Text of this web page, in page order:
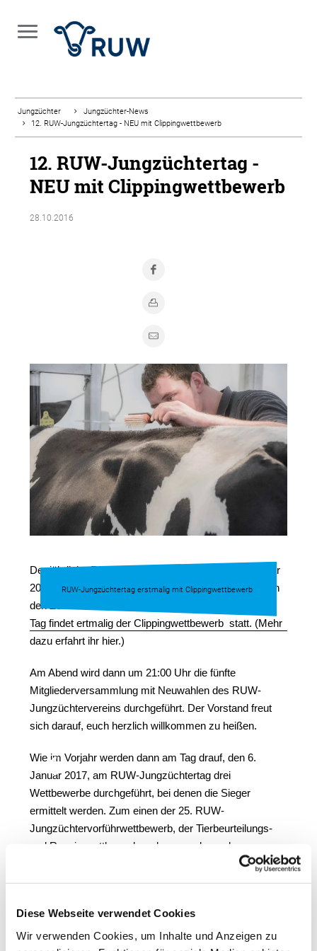
Diese Webseite verwendet Cookies
Wir verwenden Cookies, um Inhalte und Anzeigen zu
Jungzüchter
Jungzüchter-News
12. RUW-Jungzüchtertag - NEU mit Clippingwettbewerb
12. RUW-Jungzüchtertag -
NEU mit Clippingwettbewerb
28.10.2016
RUW-Jungzüchtertag erstmalig mit Clippingwettbewerb
Der jährliche RUW-Jungzüchtertag steht am 6. Januar
2017 wieder im Rahmen des RUW-HighlightSALEs, in
den Zentralhallen in Hamm an. Bereits am vorherigen
Tag findet ertmalig der Clippingwettbewerb statt. (Mehr
dazu erfahrt ihr hier.)
Am Abend wird dann um 21:00 Uhr die fünfte
Mitgliederversammlung mit Neuwahlen des RUW-
Jungzüchtervereins durchgeführt. Der Vorstand freut
sich darauf, euch herzlich willkommen zu heißen.
Wie im Vorjahr werden dann am Tag drauf, den 6.
Januar 2017, am RUW-Jungzüchtertag drei
Wettbewerbe durchgeführt, bei denen die Sieger
ermittelt werden. Zum einen der 25. RUW-
Jungzüchtervorführwettbewerb, der Tierbeurteilungs-
und Rangierwettbewerb und zum anderen der